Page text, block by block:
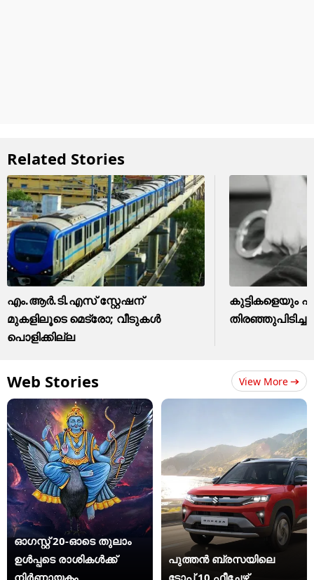
Related Stories
എം.ആർ.ടി.എസ് സ്റ്റേഷന്
മുകളിലൂടെ മെട്രോ; വീടുകൾ
പൊളിക്കില്ല
കുട്ടികളെയും
Web Stories View More
ഓഗസ്റ്റ് 20-ഓടെ തുലാം
ഉൾപ്പടെ രാശികൾക്ക്
നിർണായകം
പുത്തൻ ബ്രസയിലെ
ടോപ് 10 ഫീച്ചേഴ്സ്